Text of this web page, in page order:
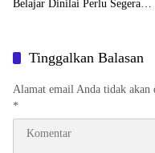
Belajar Dinilai Perlu Segera
Tinggalkan Balasan
Alamat email Anda tidak akan
*